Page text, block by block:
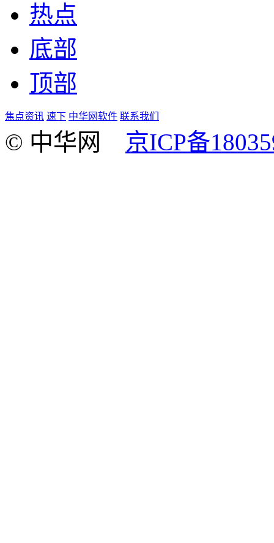
热点
底部
顶部
焦点资讯 速下 中华网软件 联系我们
© 中华网 京ICP备